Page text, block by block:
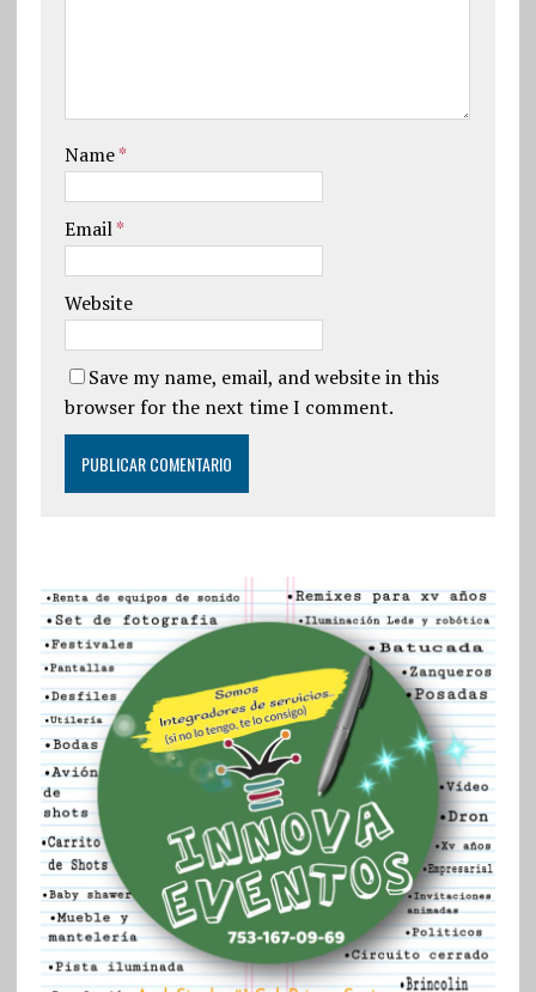
Name*
Email*
Website
Save my name, email, and website in this
browser for the next time I comment.